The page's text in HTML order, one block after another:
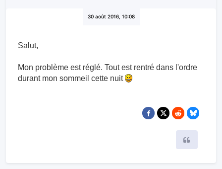
30 août 2016, 10:08
Salut,
Mon problème est réglé. Tout est rentré dans l'ordre
durant mon sommeil cette nuit